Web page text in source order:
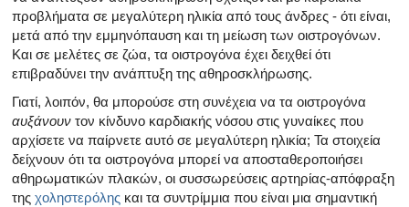
προβλήματα σε μεγαλύτερη ηλικία από τους άνδρες - ότι είναι,
μετά από την εμμηνόπαυση και τη μείωση των οιστρογόνων.
Και σε μελέτες σε ζώα, τα οιστρογόνα έχει δειχθεί ότι
επιβραδύνει την ανάπτυξη της αθηροσκλήρωσης.
Γιατί, λοιπόν, θα μπορούσε στη συνέχεια να τα οιστρογόνα
αυξάνουν τον κίνδυνο καρδιακής νόσου στις γυναίκες που
αρχίσετε να παίρνετε αυτό σε μεγαλύτερη ηλικία; Τα στοιχεία
δείχνουν ότι τα οιστρογόνα μπορεί να αποσταθεροποιήσει
αθηρωματικών πλακών, οι συσσωρεύσεις αρτηρίας-απόφραξη
της χοληστερόλης και τα συντρίμμια που είναι μια σημαντική